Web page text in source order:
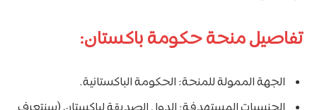
تفاصيل منحة حكومة باكستان:
الجهة الممولة للمنحة: الحكومة الباكستانية.